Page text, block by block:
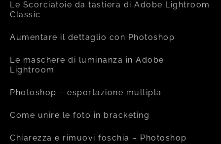
Le Scorciatoie da tastiera di Adobe Lightroom
Classic
Aumentare il dettaglio con Photoshop
Le maschere di luminanza in Adobe
Lightroom
Photoshop – esportazione multipla
Come unire le foto in bracketing
Chiarezza e rimuovi foschia – Photoshop